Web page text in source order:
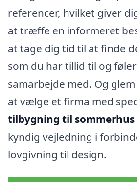
referencer, hvilket giver
at træffe en informeret
at tage dig tid til at finde
som du har tillid til og
samarbejde med. Og
at vælge et firma med
tilbygning til sommerhus
kyndig vejledning i
lovgivning til design.